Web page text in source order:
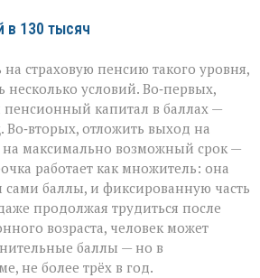
в 130 тысяч
страховую пенсию такого уровня,
условий. Во‑первых,
капитал в баллах —
отложить выход на
максимально возможный срок —
работает как множитель: она
баллы, и фиксированную часть
продолжая трудиться после
возраста, человек может
баллы — но в
не более трёх в год.